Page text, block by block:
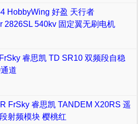
HobbyWing 好盈 天行者
2826SL 540kv 固定翼无刷电机
睿思凯 TD SR10 双频段自稳
道
FrSky 睿思凯 TANDEM X20RS 遥
射频模块 樱桃红